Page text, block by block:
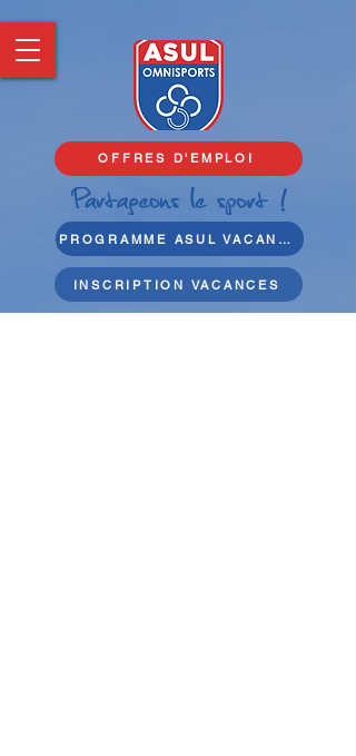
PROGRAMME ASUL VACANCES
OFFRES D'EMPLOI
INSCRIPTION VACANCES